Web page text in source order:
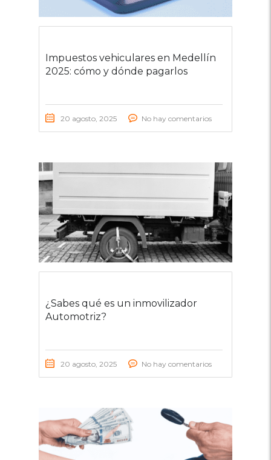
Impuestos vehiculares en Medellín
2025: cómo y dónde pagarlos
20 agosto, 2025 No hay comentarios
¿Sabes qué es un inmovilizador
Automotriz?
20 agosto, 2025 No hay comentarios